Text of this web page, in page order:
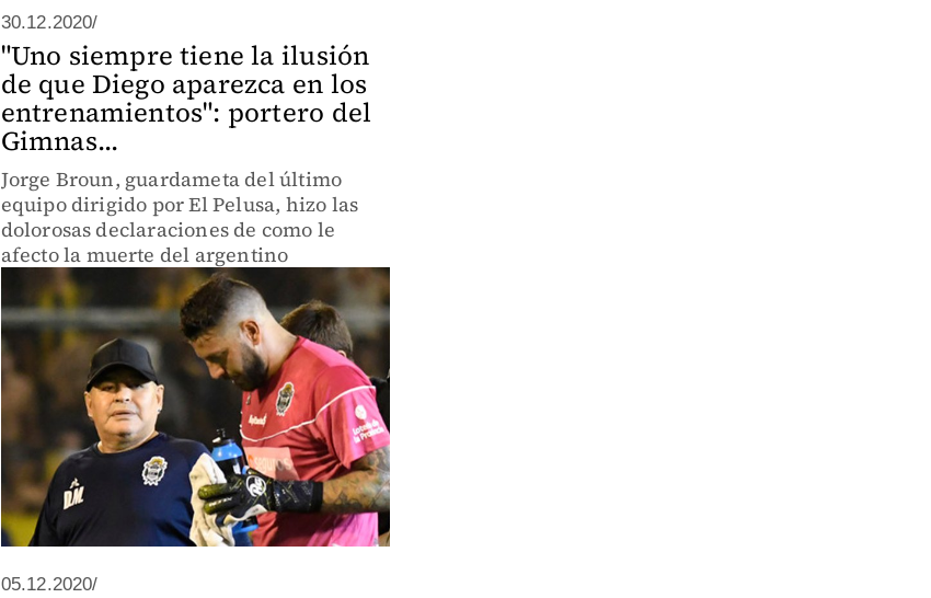
30.12.2020/
"Uno siempre tiene la ilusión
de que Diego aparezca en los
entrenamientos": portero del
Gimnas...
Jorge Broun, guardameta del último
equipo dirigido por El Pelusa, hizo las
dolorosas declaraciones de como le
afecto la muerte del argentino
05.12.2020/